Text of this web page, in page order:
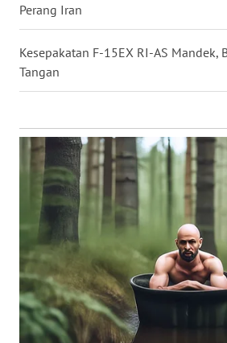
Perang Iran
Kesepakatan F-15EX RI-AS Mandek,
Tangan
NUSANTARA
WN
JOGJA
JATIM
WN
BALI
WN
KALBAR
WN
KALTENG